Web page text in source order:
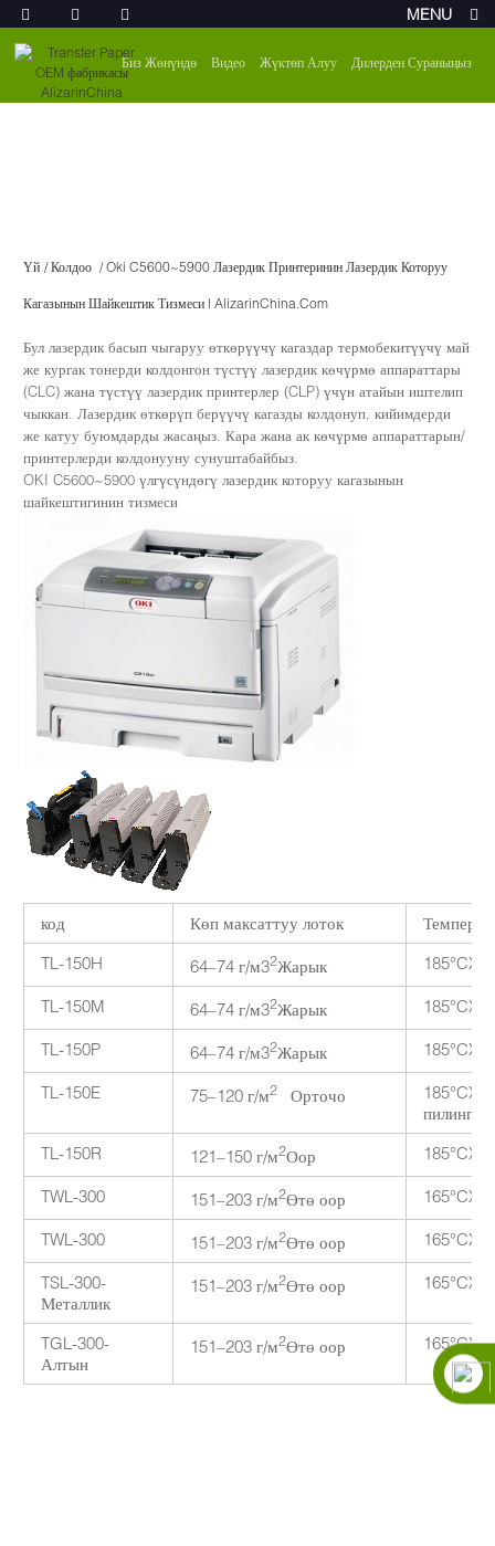
Биз Жөнүндө Видео Жүктөп Алуу Дилерден Сураныңыз
Үй Колдоо Oki C5600~5900 Лазердик Принтеринин Лазердик Которуу
Кагазынын Шайкештик Тизмеси | AlizarinChina.com
Бул лазердик басып чыгаруу өткөрүүчү кагаздар термобекитүүчү май
же кургак тонерди колдонгон түстүү лазердик көчүрмө аппараттары
(CLC) жана түстүү лазердик принтерлер (CLP) үчүн атайын иштелип
чыккан. Лазердик өткөрүп берүүчү кагазды колдонуп, кийимдерди
же катуу буюмдарды жасаңыз. Кара жана ак көчүрмө аппараттарын/
принтерлерди колдонууну сунуштабайбыз.
OKI C5600~5900 үлгүсүндөгү лазердик которуу кагазынын
шайкештигинин тизмеси
код Көп максаттуу лоток
TL-150H
64–74 г/м32Жарык 185°CX
TL-150M 64–74 г/м32Жарык 185°CX
TL-150P 64–74 г/м32Жарык 185°CX
TL-150E 75–120 г/м2 Орточо
185°CX
пилинг
TL-150R
121–150 г/м2Оор 185°CX
TWL-300 151–203 г/м2Өтө оор 165°CX
TWL-300 151–203 г/м2Өтө оор 165°CX
TSL-300-
Металлик
151–203 г/м2Өтө оор 165°CX
TGL-300-
Алтын
151–203 г/м2Өтө оор 165°CX
MENU